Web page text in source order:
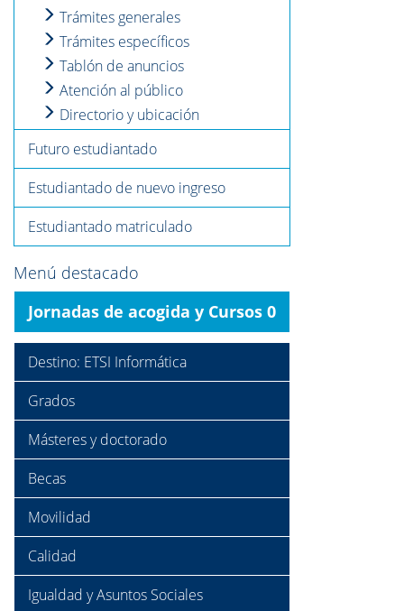
Trámites generales
Trámites específicos
Tablón de anuncios
Atención al público
Directorio y ubicación
Futuro estudiantado
Estudiantado de nuevo ingreso
Estudiantado matriculado
Menú destacado
Jornadas de acogida y Cursos 0
Destino: ETSI Informática
Grados
Másteres y doctorado
Becas
Movilidad
Calidad
Igualdad y Asuntos Sociales